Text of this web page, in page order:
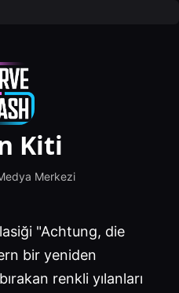
Kiti
Merkezi
"Achtung, die
bir yeniden
renkli yılanları